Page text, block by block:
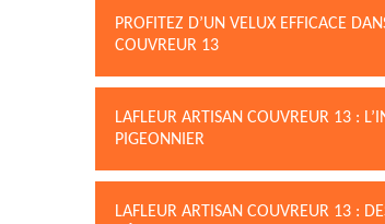
PROFITEZ D’UN VELUX EFFICACE
COUVREUR 13
LAFLEUR ARTISAN COUVREUR 13 :
PIGEONNIER
LAFLEUR ARTISAN COUVREUR 13 :